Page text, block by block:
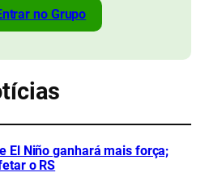
no Grupo
El Niño ganhará mais força;
o RS